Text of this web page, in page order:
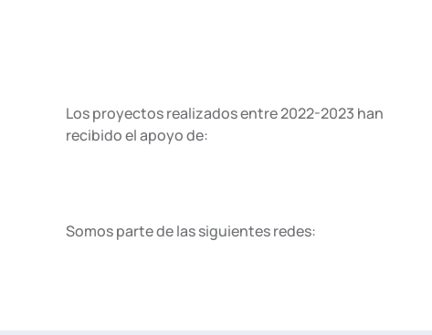
Los proyectos realizados entre 2022-2023 han
recibido el apoyo de:
Somos parte de las siguientes redes: